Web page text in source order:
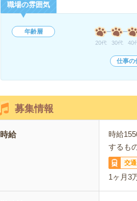
職場の雰囲気
年齢層
20代 30代 40
仕事の
募集情報
時給
時給
するも
交
1ヶ月3